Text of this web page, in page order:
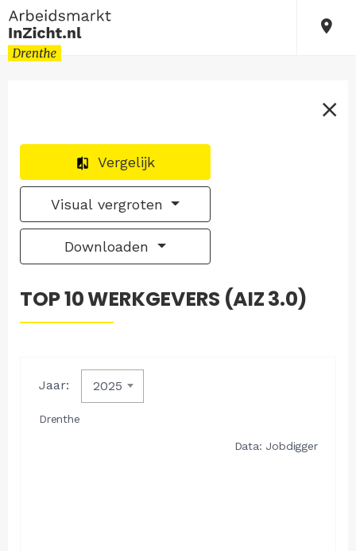
Vergelijk
Visual vergroten
Downloaden
TOP 10 WERKGEVERS (AIZ 3.0)